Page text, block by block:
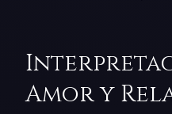
Amor y